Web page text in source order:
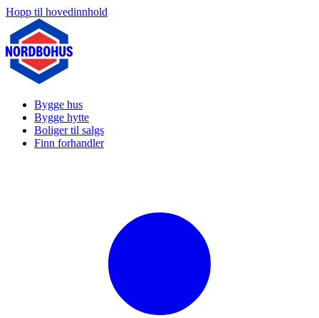
Hopp til hovedinnhold
Bygge hus
Bygge hytte
Boliger til salgs
Finn forhandler